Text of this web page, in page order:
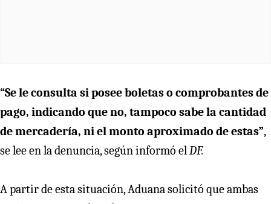
“Se le consulta si posee boletas o comprobantes de
pago, indicando que no, tampoco sabe la cantidad
de mercadería, ni el monto aproximado de estas”,
se lee en la denuncia, según informó el DF.
A partir de esta situación, Aduana solicitó que ambas